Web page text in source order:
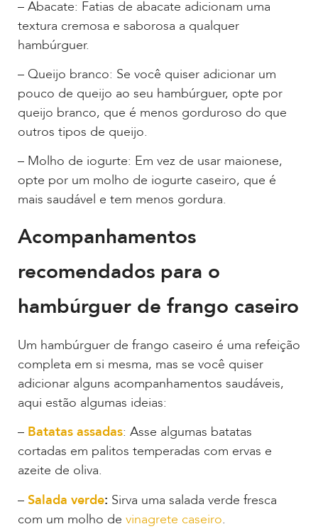
– Abacate: Fatias de abacate adicionam uma
textura cremosa e saborosa a qualquer
hambúrguer.
– Queijo branco: Se você quiser adicionar um
pouco de queijo ao seu hambúrguer, opte por
queijo branco, que é menos gorduroso do que
outros tipos de queijo.
– Molho de iogurte: Em vez de usar maionese,
opte por um molho de iogurte caseiro, que é
mais saudável e tem menos gordura.
Acompanhamentos
recomendados para o
hambúrguer de frango caseiro
Um hambúrguer de frango caseiro é uma refeição
completa em si mesma, mas se você quiser
adicionar alguns acompanhamentos saudáveis,
aqui estão algumas ideias:
– Batatas assadas: Asse algumas batatas
cortadas em palitos temperadas com ervas e
azeite de oliva.
– Salada verde: Sirva uma salada verde fresca
com um molho de vinagrete caseiro.